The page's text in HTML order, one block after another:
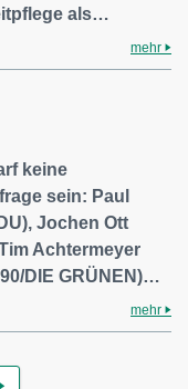
als…
mehr
keine
sein: Paul
Jochen Ott
Achtermeyer
DIE GRÜNEN)…
mehr